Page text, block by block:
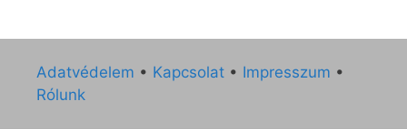
Adatvédelem • Kapcsolat • Impresszum •
Rólunk